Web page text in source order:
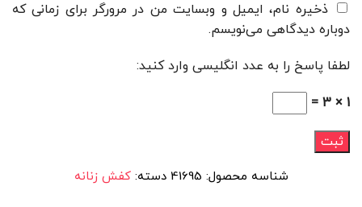
ذخیره نام، ایمیل و وبسایت من در مرورگر برای زمانی که
دوباره دیدگاهی می‌نویسم.
لطفا پاسخ را به عدد انگلیسی وارد کنید:
1 × 3 =
شناسه محصول: 41695 دسته:کفش زنانه